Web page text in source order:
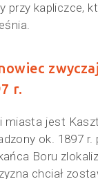
przy kapliczce,
r.
miasta jest
ok. 1897 r.
Boru
chciał